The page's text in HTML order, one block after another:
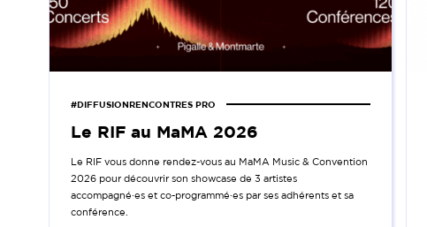
#DIFFUSIONRENCONTRES PRO
Le RIF au MaMA 2026
Le RIF vous donne rendez-vous au MaMA Music & Convention
2026 pour découvrir son showcase de 3 artistes
accompagné·es et co-programmé·es par ses adhérents et sa
conférence.